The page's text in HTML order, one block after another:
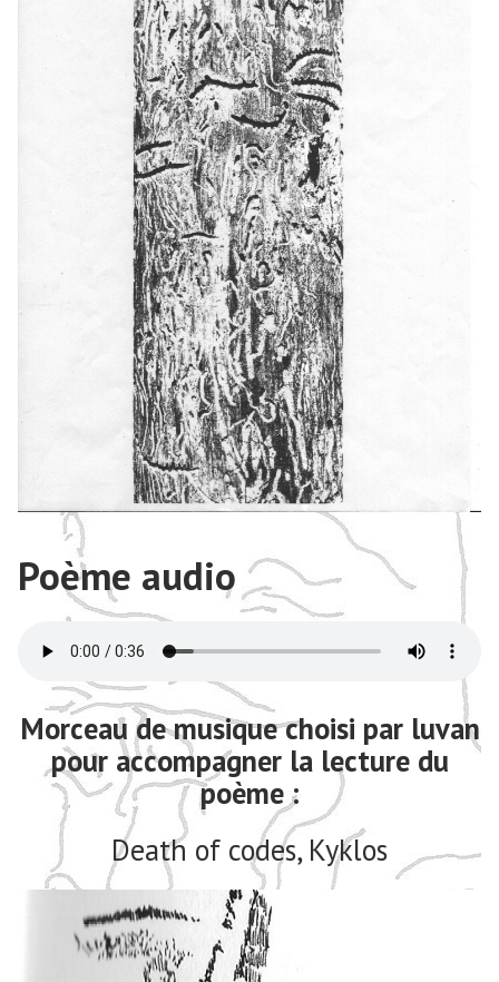
Poème audio
Morceau de musique choisi par luvan
pour accompagner la lecture du
poème :
Death of codes, Kyklos